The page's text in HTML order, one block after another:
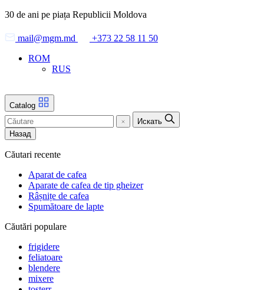
Skip
the
content
30 de ani pe piața Republicii Moldova
mail@mgm.md
+373 22 58 11 50
ROM
RUS
Catalog
Искать
Назад
Căutari recente
Aparat de cafea
Aparate de cafea de tip gheizer
Râșnițe de cafea
Spumătoare de lapte
Căutări populare
frigidere
feliatoare
blendere
mixere